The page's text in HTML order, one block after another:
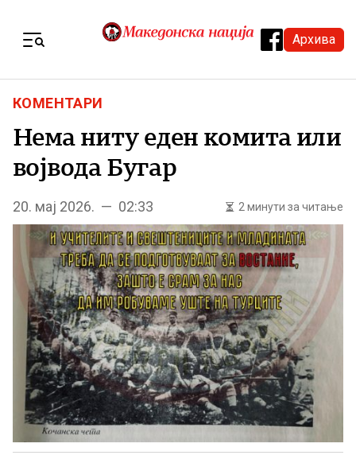
Архива
КОМЕНТАРИ
Нема ниту еден комита или
војвода Бугар
20. мај 2026. — 02:33 2 минути за читање